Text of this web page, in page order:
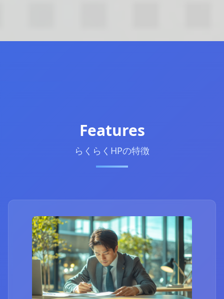
Features
らくらくHPの特徴